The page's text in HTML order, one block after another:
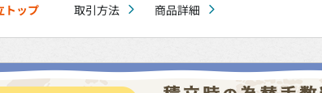
トップ 取引方法 商品詳細